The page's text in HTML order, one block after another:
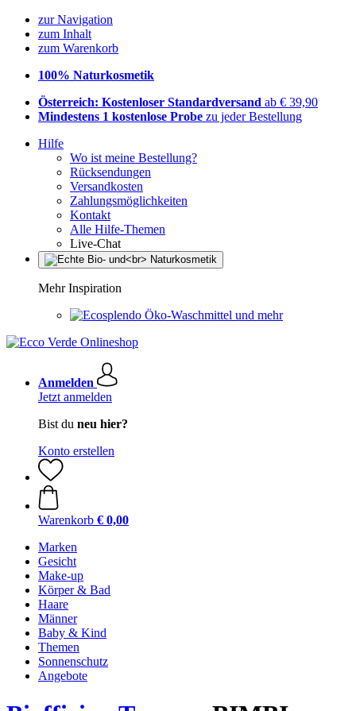
zur Navigation
zum Inhalt
zum Warenkorb
100% Naturkosmetik
Österreich: Kostenloser Standardversand ab € 39,90
Mindestens 1 kostenlose Probe zu jeder Bestellung
Hilfe
Wo ist meine Bestellung?
Rücksendungen
Versandkosten
Zahlungsmöglichkeiten
Kontakt
Alle Hilfe-Themen
Live-Chat
Mehr Inspiration
Öko-Waschmittel und mehr
Anmelden
Jetzt anmelden
Bist du neu hier?
Konto erstellen
Warenkorb € 0,00
Marken
Gesicht
Make-up
Körper & Bad
Haare
Männer
Baby & Kind
Themen
Sonnenschutz
Angebote